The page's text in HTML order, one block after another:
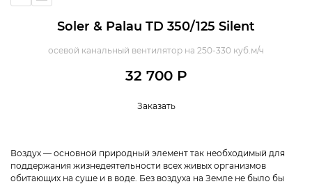
Soler & Palau TD 350/125 Silent
осевой канальный вентилятор на 250-330 куб.м/ч
32 700 Р
Заказать
Воздух ― основной природный элемент так необходимый для
поддержания жизнедеятельности всех живых организмов
обитающих на суше и в воде. Без воздуха на Земле не было бы